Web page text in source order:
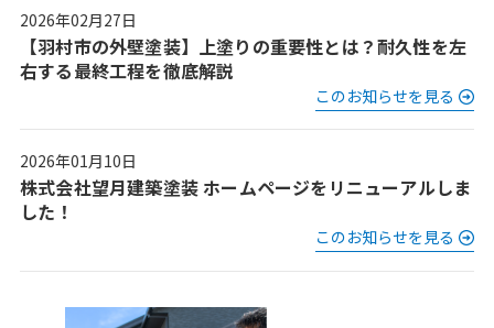
2026年02月27日
【羽村市の外壁塗装】上塗りの重要性とは？耐久性を左
右する最終工程を徹底解説
このお知らせを見る
2026年01月10日
株式会社望月建築塗装 ホームページをリニューアルしま
した！
このお知らせを見る